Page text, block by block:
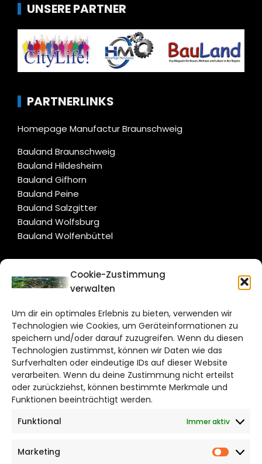
Cookie-Zustimmung
verwalten
Um dir ein optimales Erlebnis zu bieten, verwenden wir
Technologien wie Cookies, um Geräteinformationen zu
speichern und/oder darauf zuzugreifen. Wenn du diesen
Technologien zustimmst, können wir Daten wie das
Surfverhalten oder eindeutige IDs auf dieser Website
verarbeiten. Wenn du deine Zustimmung nicht erteilst
oder zurückziehst, können bestimmte Merkmale und
Funktionen beeinträchtigt werden.
Funktional
Immer aktiv
Marketing
UNSERE PARTNER
PARTNERLINKS
Homepage Manufactur Braunschweig
Bauland Braunschweig
Bauland Hildesheim
Bauland Gifhorn
Bauland Peine
Bauland Salzgitter
Bauland Wolfsburg
Bauland Wolfenbüttel
CITYLIFE!
Bruchtorwall 12
38100 Braunschweig
Telefon: 0531 387220 – 65
DAS STADTMAGAZIN FÜR
SALZGITTER
Impressum
Cookie Richtlinie